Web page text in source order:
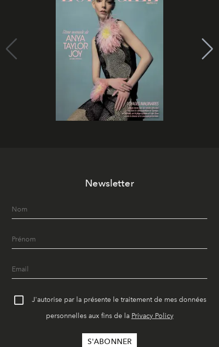
Newsletter
J'autorise par la présente le traitement de mes données
personnelles aux fins de la Privacy Policy